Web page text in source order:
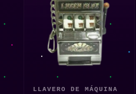
LLAVERO DE MÁQUINA